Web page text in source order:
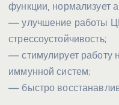
функции, нормализует
— улучшение работы
стрессоустойчивость;
— стимулирует работу
иммунной систем;
— быстро